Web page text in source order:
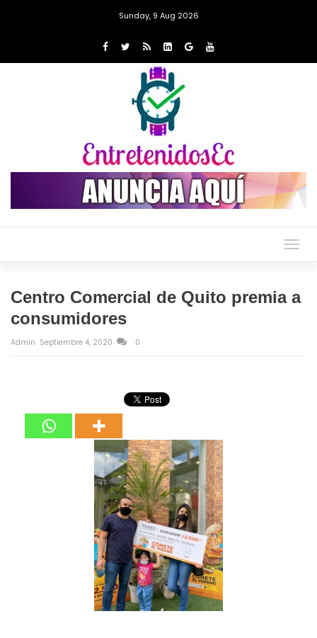
Sunday, 9 Aug 2026
Centro Comercial de Quito premia a
consumidores
Admin Septiembre 4, 2020 0